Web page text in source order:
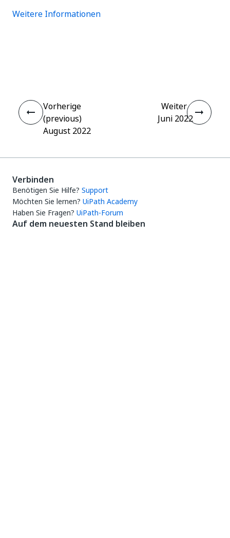
Weitere Informationen
Vorherige
(previous)
August 2022
Weiter
Juni 2022
Verbinden
Benötigen Sie Hilfe? Support
Möchten Sie lernen? UiPath Academy
Haben Sie Fragen? UiPath-Forum
Auf dem neuesten Stand bleiben